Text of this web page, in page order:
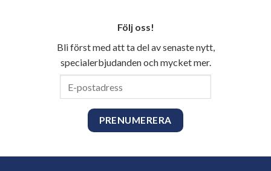
Följ oss!
Bli först med att ta del av senaste nytt,
specialerbjudanden och mycket mer.